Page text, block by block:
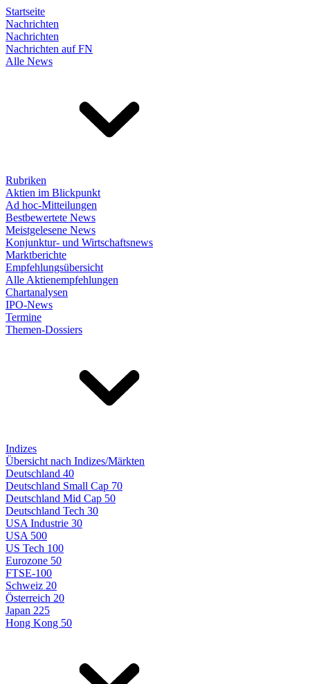
Startseite
Nachrichten
Nachrichten
Nachrichten auf FN
Alle News
Rubriken
Aktien im Blickpunkt
Ad hoc-Mitteilungen
Bestbewertete News
Meistgelesene News
Konjunktur- und Wirtschaftsnews
Marktberichte
Empfehlungsübersicht
Alle Aktienempfehlungen
Chartanalysen
IPO-News
Termine
Themen-Dossiers
Indizes
Übersicht nach Indizes/Märkten
Deutschland 40
Deutschland Small Cap 70
Deutschland Mid Cap 50
Deutschland Tech 30
USA Industrie 30
USA 500
US Tech 100
Eurozone 50
FTSE-100
Schweiz 20
Österreich 20
Japan 225
Hong Kong 50